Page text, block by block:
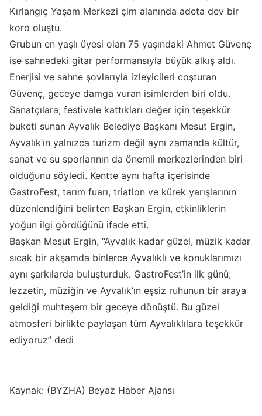
Kırlangıç Yaşam Merkezi çim alanında adeta dev bir
koro oluştu.
Grubun en yaşlı üyesi olan 75 yaşındaki Ahmet Güvenç
ise sahnedeki gitar performansıyla büyük alkış aldı.
Enerjisi ve sahne şovlarıyla izleyicileri coşturan
Güvenç, geceye damga vuran isimlerden biri oldu.
Sanatçılara, festivale kattıkları değer için teşekkür
buketi sunan Ayvalık Belediye Başkanı Mesut Ergin,
Ayvalık’ın yalnızca turizm değil aynı zamanda kültür,
sanat ve su sporlarının da önemli merkezlerinden biri
olduğunu söyledi. Kentte aynı hafta içerisinde
GastroFest, tarım fuarı, triatlon ve kürek yarışlarının
düzenlendiğini belirten Başkan Ergin, etkinliklerin
yoğun ilgi gördüğünü ifade etti.
Başkan Mesut Ergin, “Ayvalık kadar güzel, müzik kadar
sıcak bir akşamda binlerce Ayvalıklı ve konuklarımızı
aynı şarkılarda buluşturduk. GastroFest’in ilk günü;
lezzetin, müziğin ve Ayvalık’ın eşsiz ruhunun bir araya
geldiği muhteşem bir geceye dönüştü. Bu güzel
atmosferi birlikte paylaşan tüm Ayvalıklılara teşekkür
ediyoruz” dedi
Kaynak: (BYZHA) Beyaz Haber Ajansı